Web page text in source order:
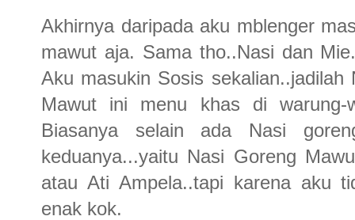
Akhirnya daripada aku mblenger
mawut aja. Sama tho..Nasi dan
Aku masukin Sosis
Mawut ini menu khas di
Biasanya selain ada Nasi
keduanya...yaitu Nasi Goreng
atau Ati Ampela..tapi karena aku
enak kok.